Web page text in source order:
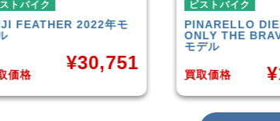
ピストバイク
PINARELLO DIESEL
ONLY THE BRAVE 2012年
買取価格 ¥11,301
ピストバイク
LEADER
デル
買取価格